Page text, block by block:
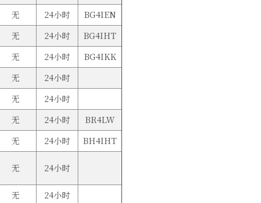
无 24小时
BG4IEN
无 24小时
BG4IHT
无 24小时
BG4IKK
无
24小时
无
24小时
无 24小时
BR4LW
无 24小时 BH4IHT
无 24小时
无
24小时